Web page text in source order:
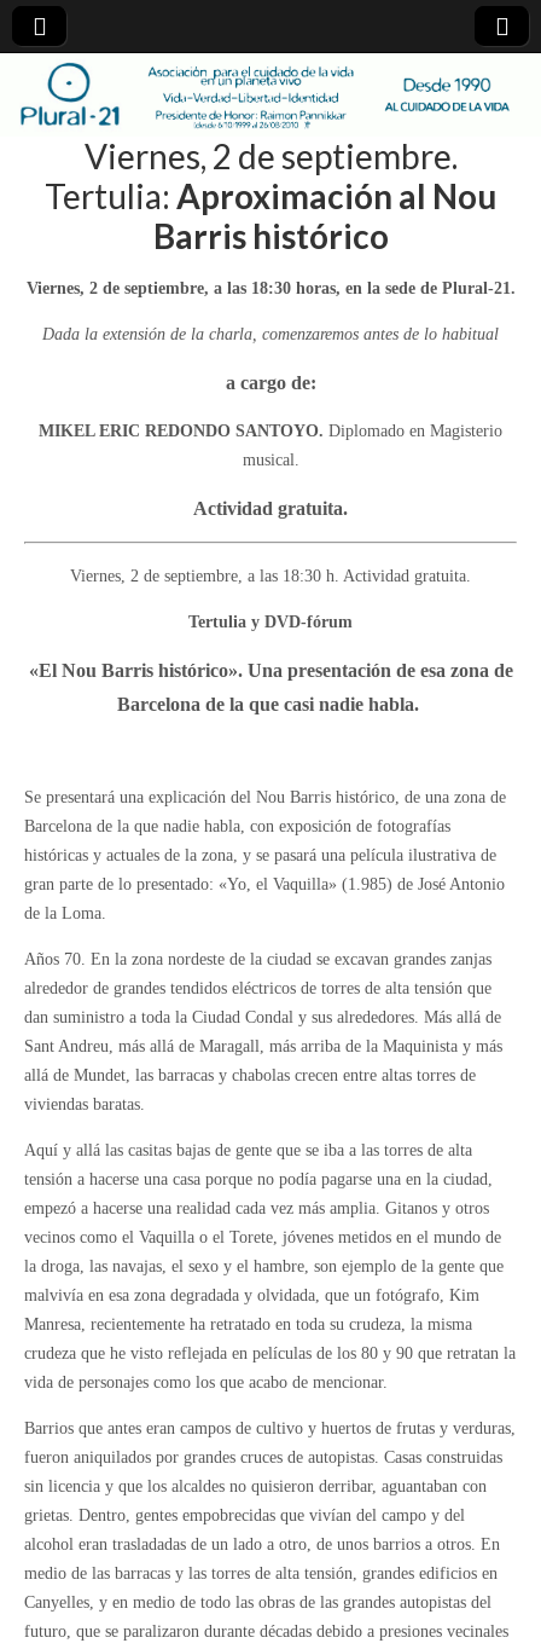
plural-
21.org
Viernes, 2 de septiembre.
Tertulia: Aproximación al Nou
Barris histórico
Viernes, 2 de septiembre, a las 18:30 horas, en la sede de Plural-21.
Dada la extensión de la charla, comenzaremos antes de lo habitual
a cargo de:
MIKEL ERIC REDONDO SANTOYO. Diplomado en Magisterio
musical.
Actividad gratuita.
Viernes, 2 de septiembre, a las 18:30 h. Actividad gratuita.
Tertulia y DVD-fórum
«El Nou Barris histórico». Una presentación de esa zona de
Barcelona de la que casi nadie habla.
Se presentará una explicación del Nou Barris histórico, de una zona de
Barcelona de la que nadie habla, con exposición de fotografías
históricas y actuales de la zona, y se pasará una película ilustrativa de
gran parte de lo presentado: «Yo, el Vaquilla» (1.985) de José Antonio
de la Loma.
Años 70. En la zona nordeste de la ciudad se excavan grandes zanjas
alrededor de grandes tendidos eléctricos de torres de alta tensión que
dan suministro a toda la Ciudad Condal y sus alrededores. Más allá de
Sant Andreu, más allá de Maragall, más arriba de la Maquinista y más
allá de Mundet, las barracas y chabolas crecen entre altas torres de
viviendas baratas.
Aquí y allá las casitas bajas de gente que se iba a las torres de alta
tensión a hacerse una casa porque no podía pagarse una en la ciudad,
empezó a hacerse una realidad cada vez más amplia. Gitanos y otros
vecinos como el Vaquilla o el Torete, jóvenes metidos en el mundo de
la droga, las navajas, el sexo y el hambre, son ejemplo de la gente que
malvivía en esa zona degradada y olvidada, que un fotógrafo, Kim
Manresa, recientemente ha retratado en toda su crudeza, la misma
crudeza que he visto reflejada en películas de los 80 y 90 que retratan la
vida de personajes como los que acabo de mencionar.
Barrios que antes eran campos de cultivo y huertos de frutas y verduras,
fueron aniquilados por grandes cruces de autopistas. Casas construidas
sin licencia y que los alcaldes no quisieron derribar, aguantaban con
grietas. Dentro, gentes empobrecidas que vivían del campo y del
alcohol eran trasladadas de un lado a otro, de unos barrios a otros. En
medio de las barracas y las torres de alta tensión, grandes edificios en
Canyelles, y en medio de todo las obras de las grandes autopistas del
futuro, que se paralizaron durante décadas debido a presiones vecinales